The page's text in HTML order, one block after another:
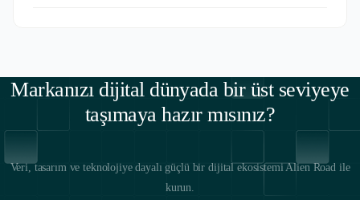
Markanızı dijital dünyada bir üst seviyeye
taşımaya hazır mısınız?
Veri, tasarım ve teknolojiye dayalı güçlü bir dijital ekosistemi Alien Road ile
kurun.